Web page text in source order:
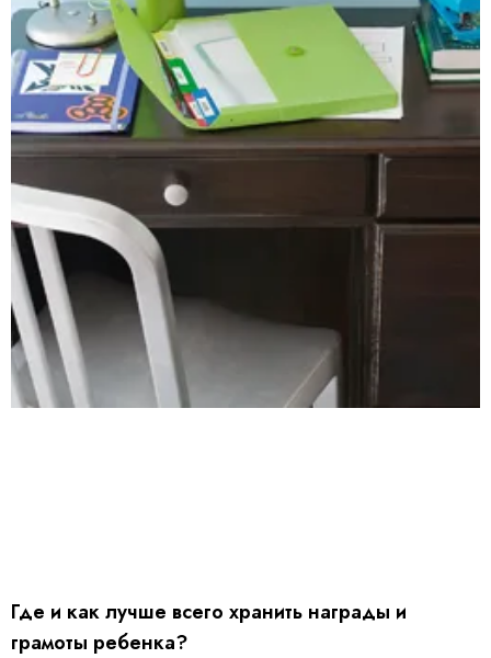
Где и как лучше всего хранить награды и
грамоты ребенка?